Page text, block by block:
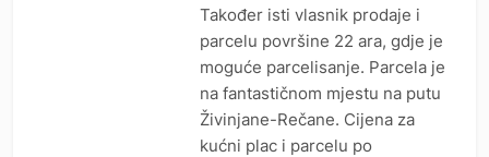
Također isti vlasnik prodaje i
parcelu površine 22 ara, gdje je
moguće parcelisanje. Parcela je
na fantastičnom mjestu na putu
Živinjane-Rečane. Cijena za
kućni plac i parcelu po